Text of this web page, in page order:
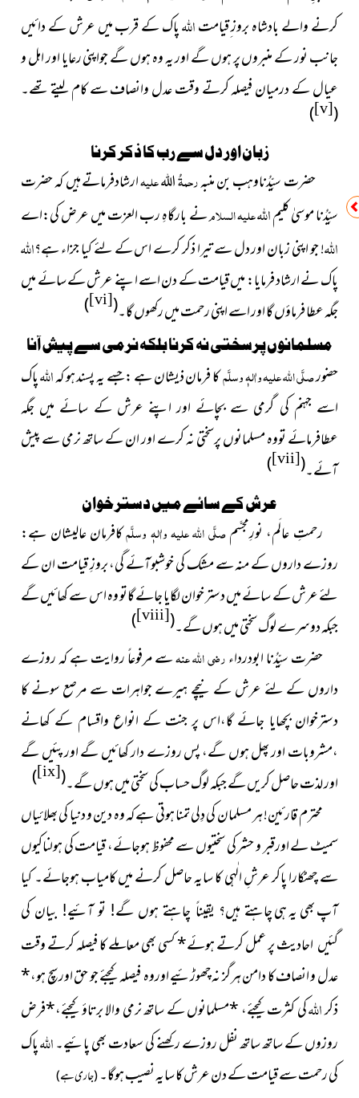
کرنے والے بادشاہ بروز ِقیامتاللہپاک کے قرب میں عرش کے دائیں
جانب نور کے منبروں پر ہوں گے اور یہ وہ ہوں گے جواپنی رعایا اور اہل و
عیال کے درمیان فیصلہ کرتے وقت عدل وانصاف سے کام لیتے تھے۔
(
[v]
)
زبان اور دل سے رب کا ذکر کرنا
حضرت سیِّدُناوہب بن منبہرحمۃُاللہعلیہارشادفرماتے ہیں کہ حضرت
سیِّدُنا موسیٰ کلیماللہعلیہ السلامنے بارگاہِ رب العزت میں عرض کی:اے
اللہ! جو اپنی زبان اور دل سے تیرا ذکر کرے اس کے لئے کیا جزاء ہے؟اللہ
پاک نے ارشاد فرمایا: میں قیامت کے دن اسے اپنے عرش کے سائے میں
جگہ عطا فرماؤں گا اور اسے اپنی رحمت میں رکھوں گا۔(
[vi]
)
مسلمانوں پرسختی نہ کرنا بلکہ نرمی سے پیش آنا
حضورصلَّی اللہ علیہ واٰلہٖ وسلَّمکا فرمان ذیشان ہے :جسے یہ پسند ہو کہاللہپاک
اسے جہنم کی گرمی سے بچائے اور اپنے عرش کے سائے میں جگہ
عطافرمائے تووہ مسلمانوں پرسختی نہ کرے اور ان کے ساتھ نرمی سے پیش
آئے۔(
[vii]
)
عرش کے سائے میں دسترخوان
رحمتِ عالَم، نورِمجسَّمصلَّی اللہ علیہ واٰلہٖ وسلَّمکافرمان عالیشان ہے:
روزے داروں کے منہ سے مشک کی خوشبوآئے گی، بروزِ قیامت ان کے
لئے عرش کے سائے میں دستر خوان لگایا جائے گاتو وہ اس سے کھائیں گے
جبکہ دوسرے لوگ سختی میں ہوں گے۔(
[viii]
)
حضرت سیِّدُنا ابودرداءرضی اللہ عنہسے مرفوعاً روایت ہے کہ روزے
داروں کے لئے عرش کے نیچے ہیرے جواہرات سے مرصع سونے کا
دسترخوان بچھایا جائے گا،اس پر جنت کے انواع واقسام کے کھانے
،مشروبات اور پھل ہوں گے، پس روزے دار کھائیں گے اور پئیں گے
اور لذت حاصل کریں گے جبکہ لوگ حساب کی سختی میں ہوں گے۔(
[ix]
)
محترم قارئین! ہر مسلمان کی دِلی تمنا ہوتی ہے کہ وہ دین و دنیا کی بھلائیاں
سمیٹ لے اورقبر و حشر کی سختیوں سے محفوظ ہوجائے، قیامت کی ہولناکیوں
سے چھٹکارا پاکر عرشِ الٰہی کا سایہ حاصل کرنے میں کامیاب ہوجائے۔ کیا
آپ بھی یہ ہیچاہتے ہیں؟ یقیناً چاہتے ہوں گے! تو آئیے! بیان کی
گئیں احادیثپر عمل کرتے ہوئے*کسی بھی معاملے کا فیصلہ کرتے وقت
عدل و انصاف کا دامن ہرگز نہ چھوڑئیے اوروہ فیصلہ کیجئے جو حق اور سچ ہو،*
ذکراللہکی کثرت کیجئے،*مسلمانوں کے ساتھ نرمی والا برتاؤ کیجئے،*فرض
روزوں کے ساتھ ساتھ نفل روزے رکھنے کی سعادت بھی پائیے۔اللہپاک
کی رحمت سے قیامت کے دن عرش کا سایہ نصیب ہوگا۔(جاری ہے)